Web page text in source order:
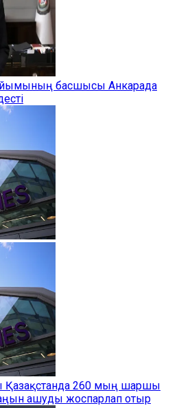
басшысы Анкарада
Қазақстанда 260 мың шаршы
ашуды жоспарлап отыр